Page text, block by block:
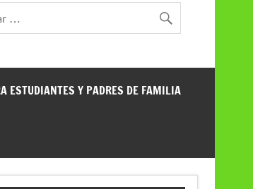
ESTUDIANTES Y PADRES DE FAMILIA